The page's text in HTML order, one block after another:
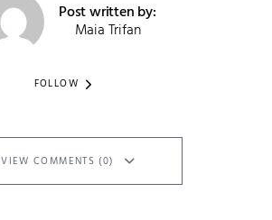
Post written by:
Maia Trifan
FOLLOW
VIEW COMMENTS (0)